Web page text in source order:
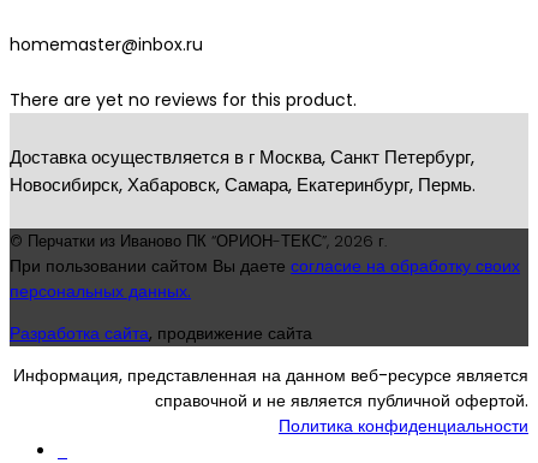
homemaster@inbox.ru
There are yet no reviews for this product.
Доставка осуществляется в г Москва, Санкт Петербург,
Новосибирск, Хабаровск, Самара, Екатеринбург, Пермь.
© Перчатки из Иваново ПК “ОРИОН-ТЕКС”, 2026 г.
При пользовании сайтом Вы даете согласие на обработку своих
персональных данных.
Разработка сайта, продвижение сайта
Информация, представленная на данном веб-ресурсе является
справочной и не является публичной офертой.
Политика конфиденциальности